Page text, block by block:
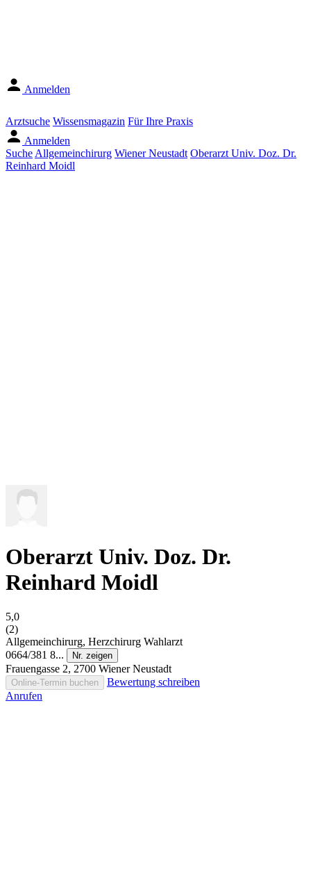
Anmelden
Arztsuche Wissensmagazin Für Ihre Praxis
Anmelden
Suche Allgemeinchirurg Wiener Neustadt Oberarzt Univ. Doz. Dr.
Reinhard Moidl
Oberarzt Univ. Doz. Dr.
Reinhard Moidl
5,0
(2)
Allgemeinchirurg, Herzchirurg Wahlarzt
0664/381 8...
Nr. zeigen
Frauengasse 2, 2700 Wiener Neustadt
Online-Termin buchen
Bewertung schreiben
Anrufen